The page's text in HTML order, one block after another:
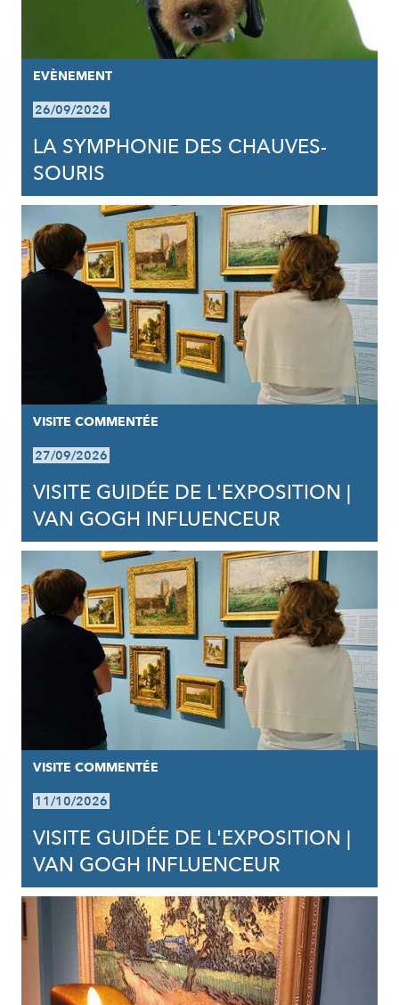
EVÈNEMENT
26/09/2026
LA SYMPHONIE DES CHAUVES-
SOURIS
VISITE COMMENTÉE
27/09/2026
VISITE GUIDÉE DE L'EXPOSITION |
VAN GOGH INFLUENCEUR
VISITE COMMENTÉE
11/10/2026
VISITE GUIDÉE DE L'EXPOSITION |
VAN GOGH INFLUENCEUR